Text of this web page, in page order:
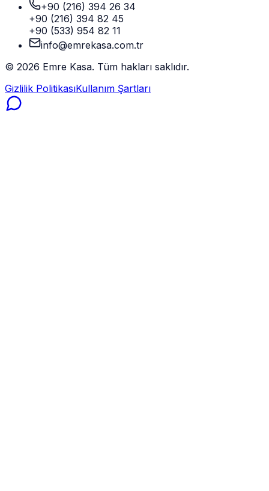
+90 (216) 394 26 34
+90 (216) 394 82 45
+90 (533) 954 82 11
info@emrekasa.com.tr
© 2026 Emre Kasa. Tüm hakları saklıdır.
Gizlilik PolitikasıKullanım Şartları